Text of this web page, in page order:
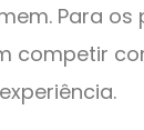
Para
competir